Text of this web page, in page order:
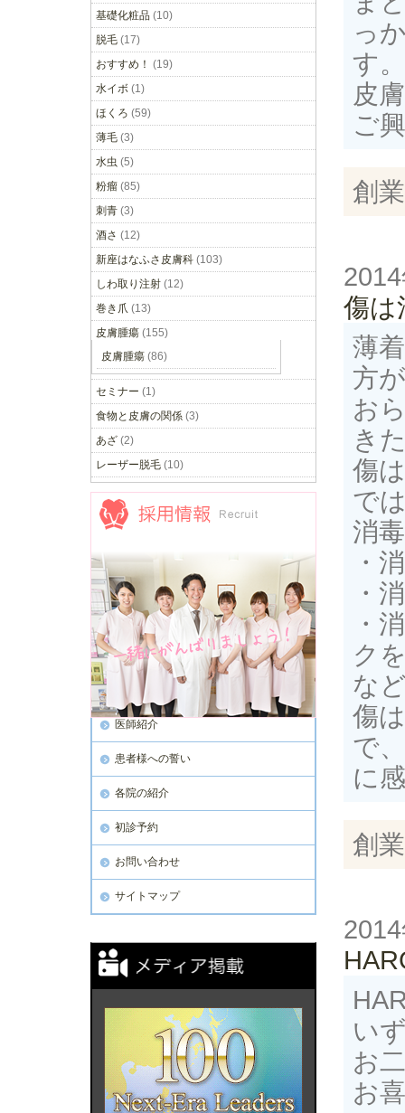
っ
す。
皮
ご
創
傷は
薄
方
お
き
傷
で
消
・
・
・
ク
な
傷
で
に
創
い
お
お
基礎化粧品 (10)
脱毛 (17)
おすすめ！ (19)
水イボ (1)
ほくろ (59)
薄毛 (3)
水虫 (5)
粉瘤 (85)
刺青 (3)
酒さ (12)
新座はなふさ皮膚科 (103)
しわ取り注射 (12)
巻き爪 (13)
皮膚腫瘍 (155)
皮膚腫瘍 (86)
セミナー (1)
食物と皮膚の関係 (3)
あざ (2)
レーザー脱毛 (10)
採用情報
医師紹介
患者様への誓い
各院の紹介
初診予約
お問い合わせ
サイトマップ